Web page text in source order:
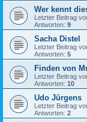
Wer kennt
Letzter Beitrag
Antworten: 9
Sacha Distel
Letzter Beitrag
Antworten: 5
Finden von
Letzter Beitrag
Antworten: 10
Udo Jürgens
Letzter Beitrag
Antworten: 2